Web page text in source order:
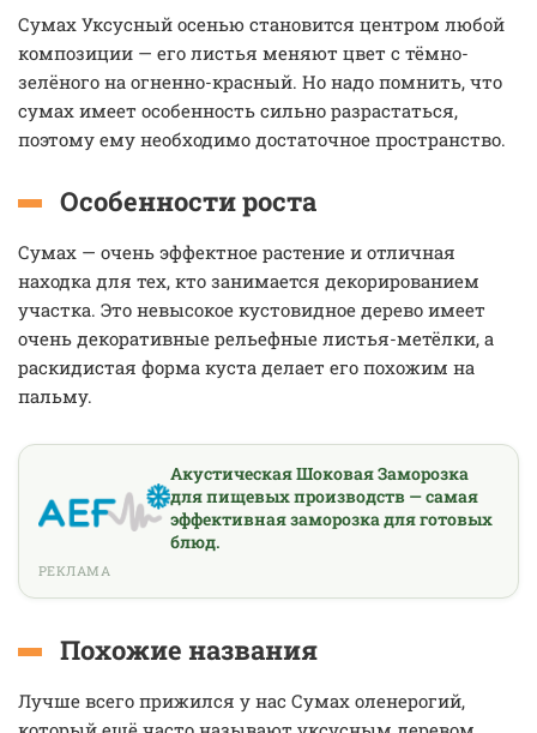
Сумах Уксусный осенью становится центром любой
композиции — его листья меняют цвет с тёмно-
зелёного на огненно-красный. Но надо помнить, что
сумах имеет особенность сильно разрастаться,
поэтому ему необходимо достаточное пространство.
Особенности роста
Сумах — очень эффектное растение и отличная
находка для тех, кто занимается декорированием
участка. Это невысокое кустовидное дерево имеет
очень декоративные рельефные листья-метёлки, а
раскидистая форма куста делает его похожим на
пальму.
Акустическая Шоковая Заморозка
для пищевых производств — самая
эффективная заморозка для готовых
блюд.
РЕКЛАМА
Похожие названия
Лучше всего прижился у нас Сумах оленерогий,